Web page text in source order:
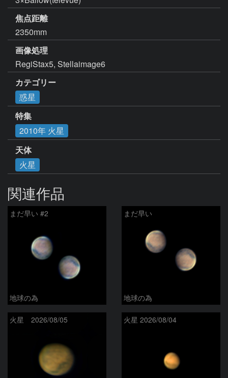
焦点距離
2350mm
画像処理
RegiStax5, Stellaimage6
カテゴリー
惑星
特集
2010年 火星
天体
火星
関連作品
まだ早い #2
地球の為
まだ早い
地球の為
火星 2026/08/05 火星 2026/08/04